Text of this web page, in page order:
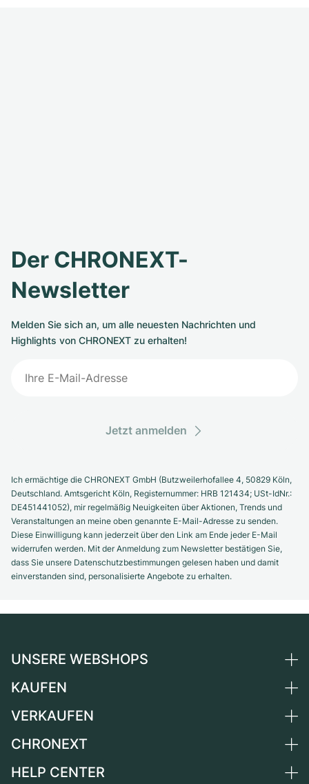
Der CHRONEXT-
Newsletter
Melden Sie sich an, um alle neuesten Nachrichten und
Highlights von CHRONEXT zu erhalten!
Jetzt anmelden
Ich ermächtige die CHRONEXT GmbH (Butzweilerhofallee 4, 50829 Köln,
Deutschland. Amtsgericht Köln, Registernummer: HRB 121434; USt-IdNr.:
DE451441052), mir regelmäßig Neuigkeiten über Aktionen, Trends und
Veranstaltungen an meine oben genannte E-Mail-Adresse zu senden.
Diese Einwilligung kann jederzeit über den Link am Ende jeder E-Mail
widerrufen werden. Mit der Anmeldung zum Newsletter bestätigen Sie,
dass Sie unsere Datenschutzbestimmungen gelesen haben und damit
einverstanden sind, personalisierte Angebote zu erhalten.
UNSERE WEBSHOPS
Deutschland
Schweiz
Frankreich
KAUFEN
Alle Luxusuhren
Independent Brands
VERKAUFEN
Uhr verkaufen
CHRONEXT
Über uns
HELP CENTER